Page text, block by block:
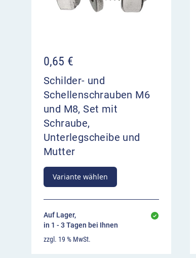
0,65 €
Schilder- und
Schellenschrauben M6
und M8, Set mit
Schraube,
Unterlegscheibe und
Mutter
Variante wählen
Auf Lager,
in 1 - 3 Tagen bei Ihnen
zzgl. 19 % MwSt.